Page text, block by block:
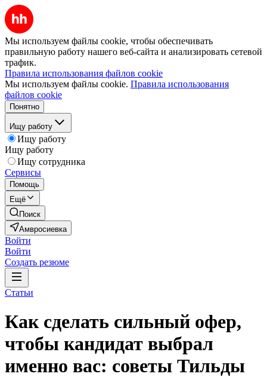
Мы используем файлы cookie, чтобы обеспечивать
правильную работу нашего веб-сайта и анализировать сетевой
трафик.
Правила использования файлов cookie
Мы используем файлы cookie. Правила использования
файлов cookie
Понятно
Ищу работу
Ищу работу
Ищу работу
Ищу сотрудника
Сервисы
Помощь
Ещё
Поиск
Амвросиевка
Войти
Войти
Создать резюме
Статьи
Как сделать сильный офер,
чтобы кандидат выбрал
именно вас: советы Тильды